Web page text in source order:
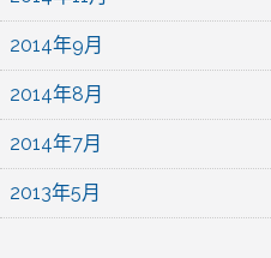
2014年9月
2014年8月
2014年7月
2013年5月